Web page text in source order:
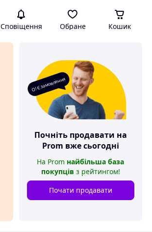
Сповіщення Обране Кошик
О! Є замовлення
Почніть продавати на
Prom вже сьогодні
На Prom найбільша база
покупців з рейтингом!
Почати продавати